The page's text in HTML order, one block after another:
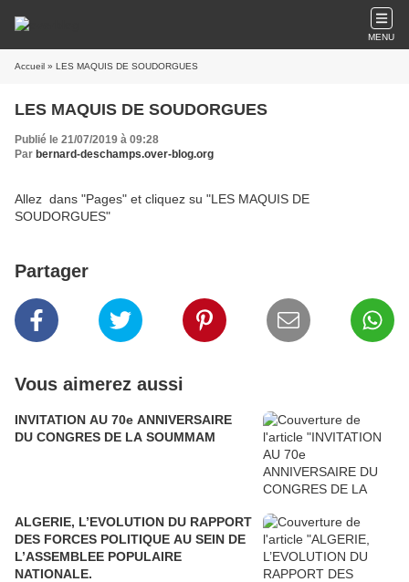
MENU
Accueil » LES MAQUIS DE SOUDORGUES
LES MAQUIS DE SOUDORGUES
Publié le 21/07/2019 à 09:28
Par bernard-deschamps.over-blog.org
Allez dans "Pages" et cliquez su "LES MAQUIS DE
SOUDORGUES"
Partager
Vous aimerez aussi
INVITATION AU 70e ANNIVERSAIRE
DU CONGRES DE LA SOUMMAM
ALGERIE, L’EVOLUTION DU RAPPORT
DES FORCES POLITIQUE AU SEIN DE
L’ASSEMBLEE POPULAIRE
NATIONALE.